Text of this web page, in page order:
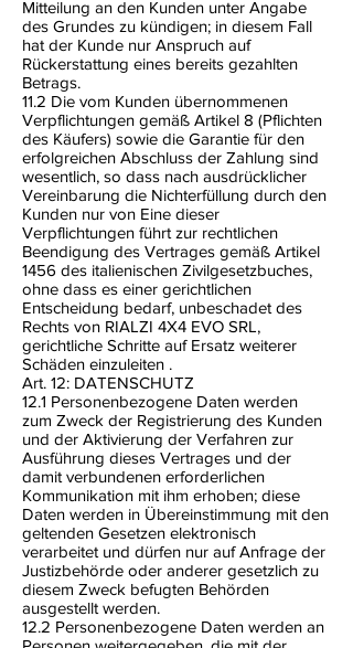
Mitteilung an den Kunden unter Angabe
des Grundes zu kündigen; in diesem Fall
hat der Kunde nur Anspruch auf
Rückerstattung eines bereits gezahlten
Betrags.
11.2 Die vom Kunden übernommenen
Verpflichtungen gemäß Artikel 8 (Pflichten
des Käufers) sowie die Garantie für den
erfolgreichen Abschluss der Zahlung sind
wesentlich, so dass nach ausdrücklicher
Vereinbarung die Nichterfüllung durch den
Kunden nur von Eine dieser
Verpflichtungen führt zur rechtlichen
Beendigung des Vertrages gemäß Artikel
1456 des italienischen Zivilgesetzbuches,
ohne dass es einer gerichtlichen
Entscheidung bedarf, unbeschadet des
Rechts von RIALZI 4X4 EVO SRL,
gerichtliche Schritte auf Ersatz weiterer
Schäden einzuleiten .
Art. 12: DATENSCHUTZ
12.1 Personenbezogene Daten werden
zum Zweck der Registrierung des Kunden
und der Aktivierung der Verfahren zur
Ausführung dieses Vertrages und der
damit verbundenen erforderlichen
Kommunikation mit ihm erhoben; diese
Daten werden in Übereinstimmung mit den
geltenden Gesetzen elektronisch
verarbeitet und dürfen nur auf Anfrage der
Justizbehörde oder anderer gesetzlich zu
diesem Zweck befugten Behörden
ausgestellt werden.
12.2 Personenbezogene Daten werden an